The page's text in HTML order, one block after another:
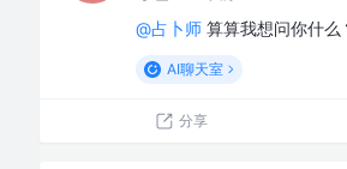
@占卜师 算算我想问你什么
AI聊天室
分享